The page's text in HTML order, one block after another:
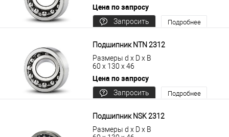
Цена по запросу
Запросить
Подробнее
Подшипник NTN 2312
Размеры d x D x B
60 x 130 x 46
Цена по запросу
Запросить
Подробнее
Подшипник NSK 2312
Размеры d x D x B